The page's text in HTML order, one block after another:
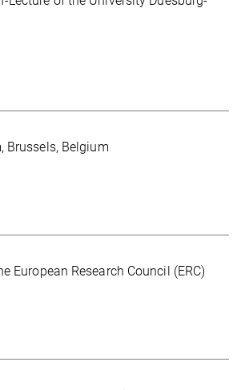
Brussels, Belgium
European Research Council (ERC)